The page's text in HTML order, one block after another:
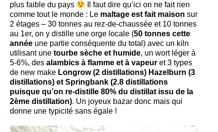
plus faible du pays
Il faut dire qu’ici on ne fait rien
comme tout le monde : Le maltage est fait maison sur
2 étages – 30 tonnes au rez-de-chaussée et 10 tonnes
au 1er, on y distille une orge locale (50 tonnes cette
année une partie conséquente du total) avec un kiln
utilisant une tourbe sèche et humide, un wort léger à
5-6%, des alambics à flamme et à vapeur et 3 types
de new make Longrow (2 distillations) Hazelburn (3
distillations) et Springbank (2.8 distillations
puisque qu’on re-distille 80% du distillat issu de la
2ème distillation). Un joyeux bazar donc mais qui
donne une typicité sans égale !